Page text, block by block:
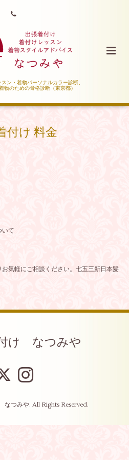
ン・着物パーソナルカラー診断、
物のための骨格診断（東京都）
付け 料金
て
気軽にご相談ください。七五三新日本髪
け なつみや
なつみや. All Rights Reserved.